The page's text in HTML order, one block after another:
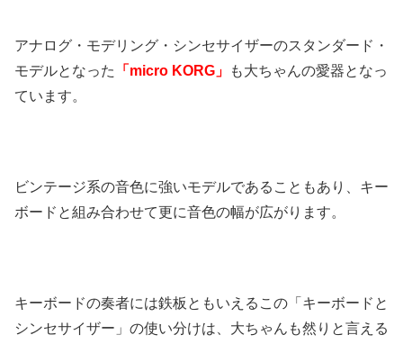
アナログ・モデリング・シンセサイザーのスタンダード・
モデルとなった
「micro KORG」
も大ちゃんの愛器となっ
ています。
ビンテージ系の音色に強いモデルであることもあり、キー
ボードと組み合わせて更に音色の幅が広がります。
キーボードの奏者には鉄板ともいえるこの「キーボードと
シンセサイザー」の使い分けは、大ちゃんも然りと言える